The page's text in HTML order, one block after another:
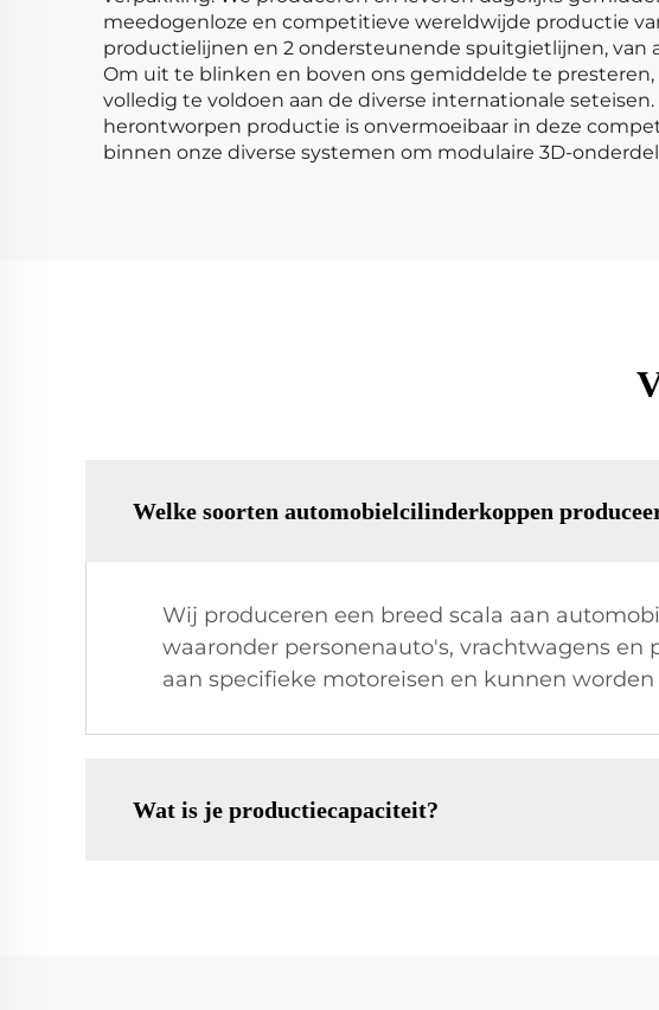
meedogenloze en competitieve wereldwijde productie
productielijnen en 2 ondersteunende spuitgietlijnen, van
Om uit te blinken en boven ons gemiddelde te
volledig te voldoen aan de diverse internationale
herontworpen productie is onvermoeibaar in deze
binnen onze diverse systemen om modulaire 3D-
Welke soorten automobielcilinderkoppen
Wij produceren een breed scala aan
waaronder personenauto's, vrachtwagens
aan specifieke motoreisen en kunnen
Wat is je productiecapaciteit?